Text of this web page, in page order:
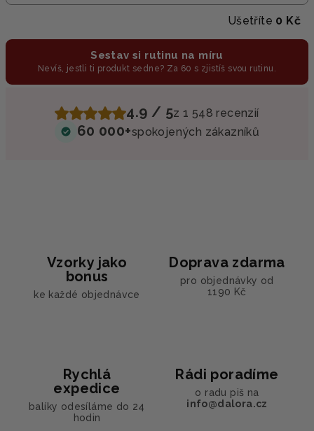
Ušetříte 0 Kč
Sestav si rutinu na míru
Nevíš, jestli ti produkt sedne? Za 60 s zjistíš svou rutinu.
4.9 / 5z 1 548 recenzií
60 000+spokojených zákazníků
Vzorky jako
bonus
ke každé objednávce
Doprava zdarma
pro objednávky od
1190 Kč
Rychlá
expedice
balíky odesíláme do 24
hodin
Rádi poradíme
o radu piš na
info@dalora.cz